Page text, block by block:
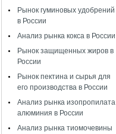
Рынок гуминовых удобрений
в России
Анализ рынка кокса в России
Рынок защищенных жиров в
России
Рынок пектина и сырья для
его производства в России
Анализ рынка изопропилата
алюминия в России
Анализ рынка тиомочевины